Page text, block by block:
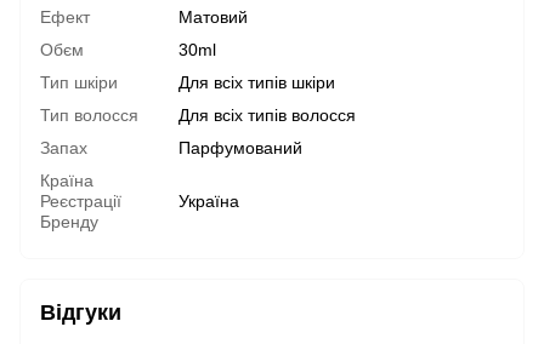
Ефект
Матовий
Обєм
30ml
Тип шкіри
Для всіх типів шкіри
Тип волосся
Для всіх типів волосся
Запах
Парфумований
Країна
Реєстрації
Бренду
Україна
Відгуки